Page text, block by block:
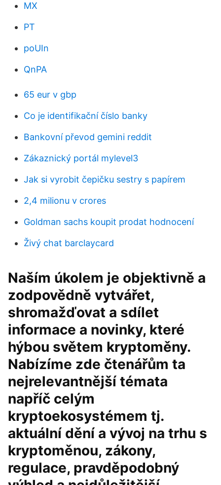
MX
PT
poUIn
QnPA
65 eur v gbp
Co je identifikační číslo banky
Bankovní převod gemini reddit
Zákaznický portál mylevel3
Jak si vyrobit čepičku sestry s papírem
2,4 milionu v crores
Goldman sachs koupit prodat hodnocení
Živý chat barclaycard
Naším úkolem je objektivně a
zodpovědně vytvářet,
shromažďovat a sdílet
informace a novinky, které
hýbou světem kryptoměny.
Nabízíme zde čtenářům ta
nejrelevantnější témata
napříč celým
kryptoekosystémem tj.
aktuální dění a vývoj na trhu s
kryptoměnou, zákony,
regulace, pravděpodobný